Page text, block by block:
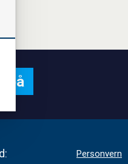
Personvern